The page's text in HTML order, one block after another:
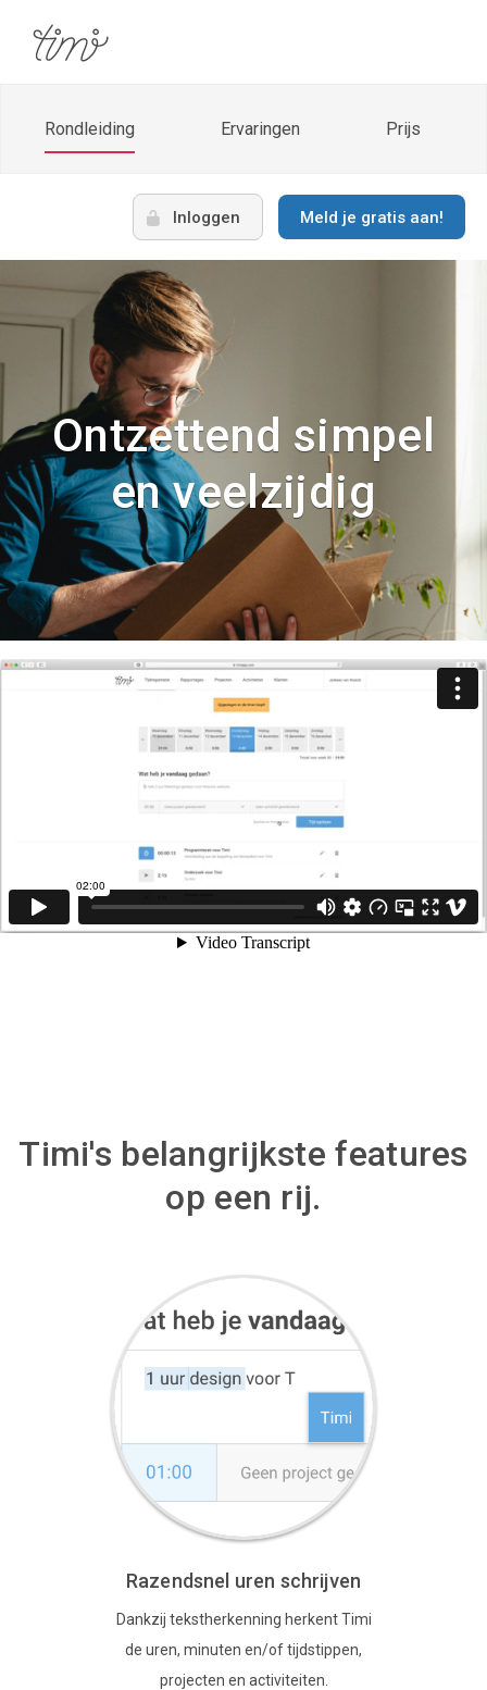
Rondleiding Ervaringen Prijs
Inloggen Meld je gratis aan!
Ontzettend simpel
en veelzijdig
Timi's belangrijkste features
op een rij.
Razendsnel uren schrijven
Dankzij tekstherkenning herkent Timi
de uren, minuten en/of tijdstippen,
projecten en activiteiten.